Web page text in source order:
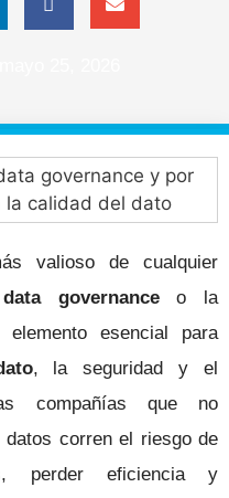
valioso de cualquier
data governanceo la
esencial para
, la seguridad y el
compañías que no
datos corren el riesgo de
perder eficiencia y